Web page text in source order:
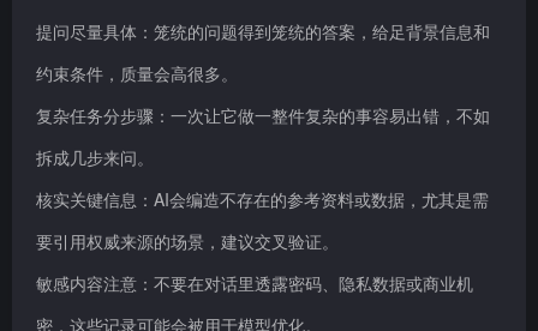
提问尽量具体：笼统的问题得到笼统的答案，给足背景信息和
约束条件，质量会高很多。
复杂任务分步骤：一次让它做一整件复杂的事容易出错，不如
拆成几步来问。
核实关键信息：AI会编造不存在的参考资料或数据，尤其是需
要引用权威来源的场景，建议交叉验证。
敏感内容注意：不要在对话里透露密码、隐私数据或商业机
密，这些记录可能会被用于模型优化。